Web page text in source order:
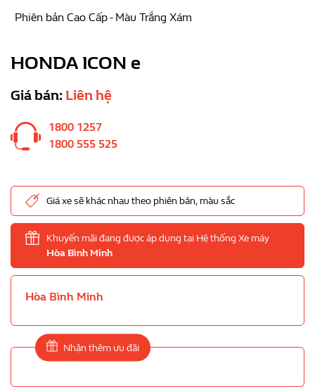
Phiên bản Cao Cấp - Màu Trắng Xám
HONDA ICON e
Giá bán:Liên hệ
1800 1257
1800 555 525
Giá xe sẽ khác nhau theo phiên bản, màu sắc
Khuyến mãi đang được áp dụng tại Hệ thống Xe máy
Hòa Bình Minh
Hòa Bình Minh
Nhận thêm ưu đãi